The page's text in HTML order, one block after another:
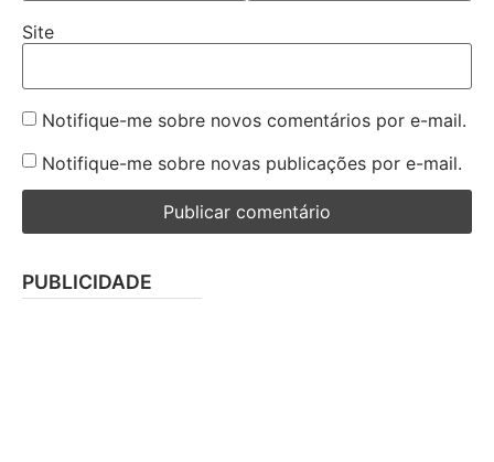
Site
Notifique-me sobre novos comentários por e-mail.
Notifique-me sobre novas publicações por e-mail.
PUBLICIDADE